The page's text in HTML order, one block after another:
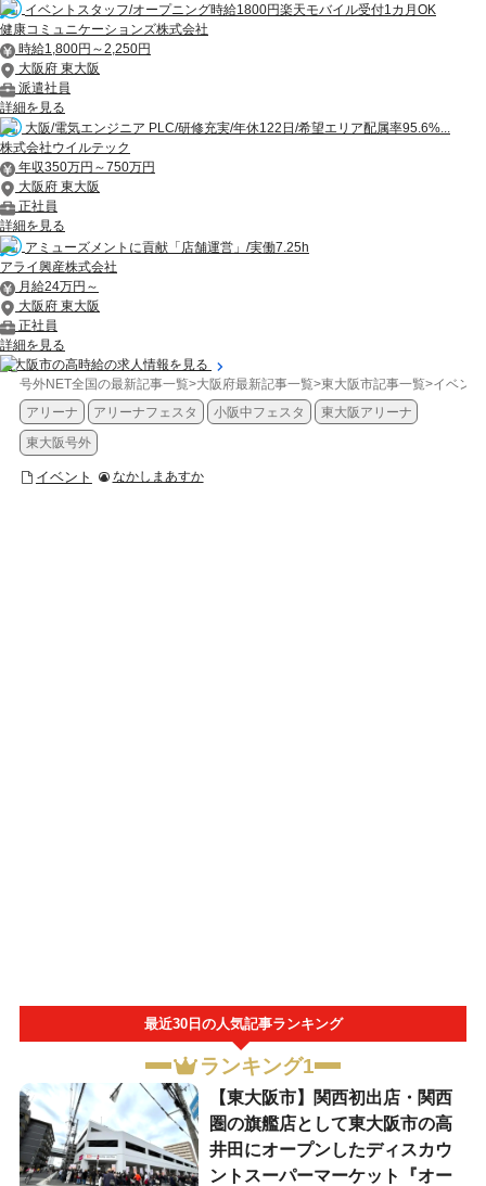
イベントスタッフ/オープニング時給1800円楽天モバイル受付1カ月OK
健康コミュニケーションズ株式会社
時給1,800円～2,250円
大阪府 東大阪
派遣社員
詳細を見る
大阪/電気エンジニア PLC/研修充実/年休122日/希望エリア配属率95.6%...
株式会社ウイルテック
年収350万円～750万円
大阪府 東大阪
正社員
詳細を見る
アミューズメントに貢献「店舗運営」/実働7.25h
アライ興産株式会社
月給24万円～
大阪府 東大阪
正社員
詳細を見る
東大阪市の高時給の求人情報を見る
号外NET全国の最新記事一覧>大阪府最新記事一覧>東大阪市記事一覧>イベント
アリーナ
アリーナフェスタ 小阪中フェスタ 東大阪アリーナ
東大阪号外
イベント なかしまあすか
最近30日の人気記事ランキング
ランキング1
【東大阪市】関西初出店・関西
圏の旗艦店として東大阪市の高
井田にオープンしたディスカウ
ントスーパーマーケット『オー